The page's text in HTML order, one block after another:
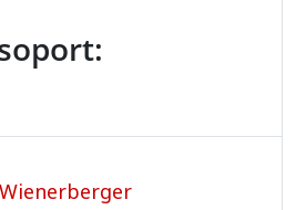
Wienerberger